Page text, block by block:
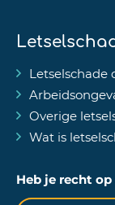
Letselschade
Overige
Wat is
Heb je recht